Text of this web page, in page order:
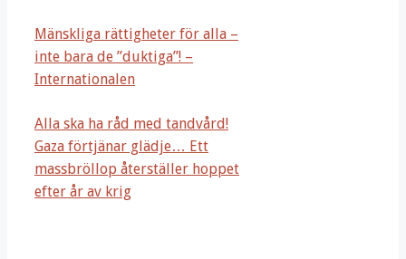
Mänskliga rättigheter för alla –
inte bara de ”duktiga”! –
Internationalen
Alla ska ha råd med tandvård!
Gaza förtjänar glädje… Ett
massbröllop återställer hoppet
efter år av krig